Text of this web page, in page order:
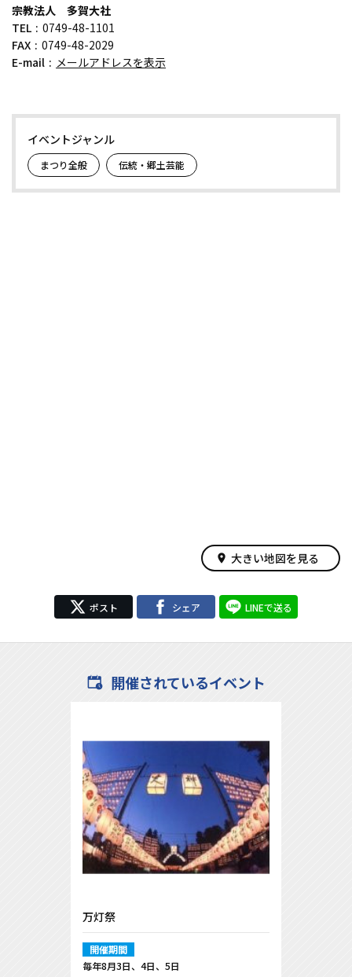
宗教法人 多賀大社
TEL
0749-48-1101
FAX
0749-48-2029
E-mail
メールアドレスを表示
イベントジャンル
まつり全般 伝統・郷土芸能
place 大きい地図を見る
ポスト シェア LINEで送る
開催されているイベント
万灯祭
開催期間
毎年8月3日、4日、5日